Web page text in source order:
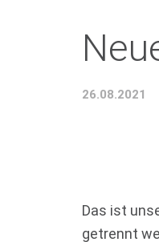
26.08.2021
Das ist
getrennt